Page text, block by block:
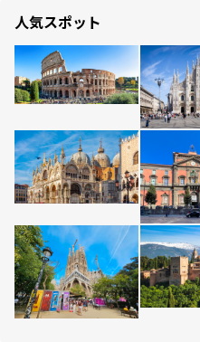
人気スポット